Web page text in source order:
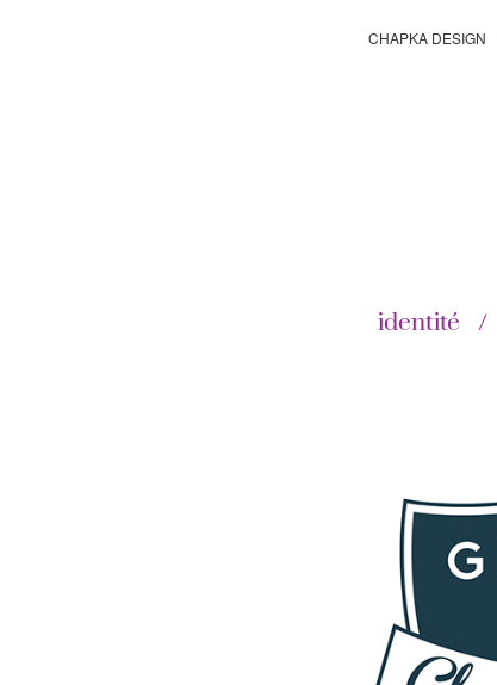
CHAPKA DESIGN
identité